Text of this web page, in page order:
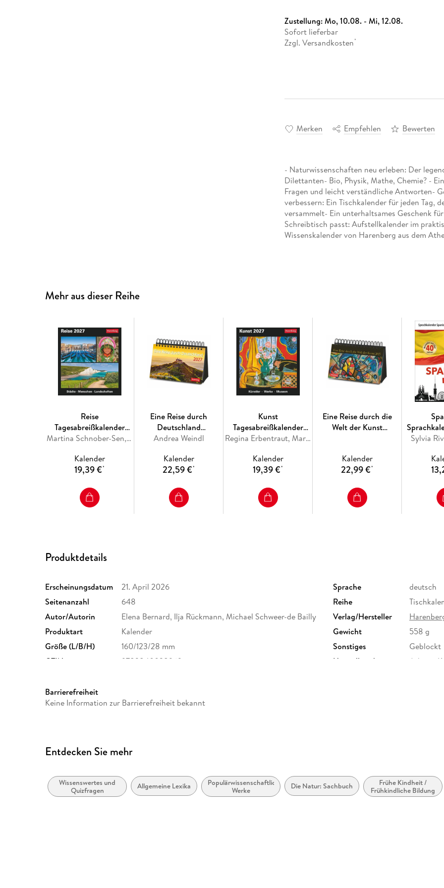
Zustellung:Mo, 10.08. - Mi, 12.08.
Sofort lieferbar
Zzgl. Versandkosten *
Merken Empfehlen Bewerten
- Naturwissenschaften neu erleben: Der
Dilettanten- Bio, Physik, Mathe, Chemie? -
Fragen und leicht verständliche Antworten-
verbessern: Ein Tischkalender für jeden Tag,
versammelt- Ein unterhaltsames Geschenk
Schreibtisch passt: Aufstellkalender im
Wissenskalender von Harenberg aus dem
Mehr aus dieser Reihe
Reise
Tagesabreißkalender
2027 - Kulturkalender -
Landschaften
Martina Schnober-Sen, Bernd Biege
Kalender
19,39 €*
Eine Reise durch
Deutschland
Premiumkalender 2027 -
Fotografien
Andrea Weindl
Kalender
22,59 €*
Kunst
Tagesabreißkalender
2027 - Kulturkalender -Regina Erbentraut, Maria Christina Zopff
Kalender
19,39 €*
Eine Reise durch die
Welt der Kunst
Kalender
22,99 €*
Spanisch
Sylvia
Produktdetails
Erscheinungsdatum 21. April 2026 Sprache
deutsch
Seitenanzahl
648 Reihe
Autor/Autorin
Elena Bernard, Ilja Rückmann, Michael Schweer-de Bailly Verlag/Hersteller
Produktart
Kalender Gewicht
558 g
Größe (L/B/H)
160/123/28 mm Sonstiges
Geblockt
GTIN
9783840038969 Herstelleradresse
Athesia
Barrierefreiheit
Keine Information zur Barrierefreiheit bekannt
Entdecken Sie mehr
Wissenswertes und
Quizfragen
Allgemeine Lexika
Populärwissenschaftliche
Werke
Die Natur: Sachbuch
Frühe Kindheit /
Frühkindliche Bildung